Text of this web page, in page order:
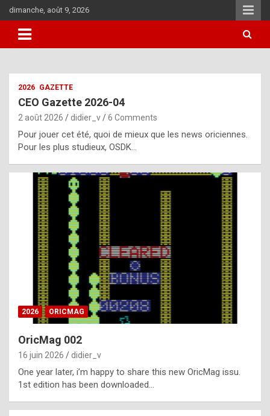
Skip
to
content
dimanche, août 9, 2026
i
u
l
y
d
i
ff
i
l
t
t
2026 GAZETTE
CEO Gazette 2026-04
2 août 2026 didier_v 6 Comments
Pour jouer cet été, quoi de mieux que les news oriciennes.
Pour les plus studieux, OSDK…
2026 ORICMAG
OricMag 002
16 juin 2026 didier_v
One year later, i’m happy to share this new OricMag issu.
1st edition has been downloaded…